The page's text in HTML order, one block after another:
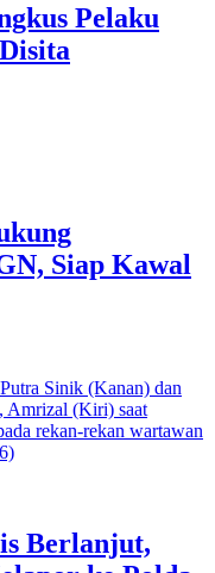
Pelaku
Siap Kawal
Berlanjut,